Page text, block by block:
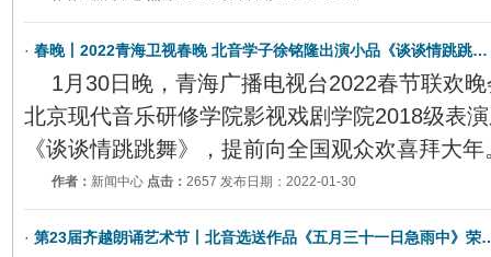
· 春晚丨2022青海卫视春晚 北音学子徐铭隆出演小品《谈谈情跳跳…
1月30日晚，青海广播电视台2022春节联欢
北京现代音乐研修学院影视戏剧学院2018级表
《谈谈情跳跳舞》，提前向全国观众欢喜拜大年
作者： 新闻中心 点击： 2657 发布日期：2022-01-30
· 第23届齐越朗诵艺术节丨北音选送作品《五月三十一日急雨中》荣